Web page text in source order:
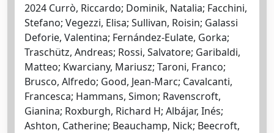
2024 Currò, Riccardo; Dominik, Natalia; Facchini,
Stefano; Vegezzi, Elisa; Sullivan, Roisin; Galassi
Deforie, Valentina; Fernández-Eulate, Gorka;
Traschütz, Andreas; Rossi, Salvatore; Garibaldi,
Matteo; Kwarciany, Mariusz; Taroni, Franco;
Brusco, Alfredo; Good, Jean-Marc; Cavalcanti,
Francesca; Hammans, Simon; Ravenscroft,
Gianina; Roxburgh, Richard H; Albájar, Inés;
Ashton, Catherine; Beauchamp, Nick; Beecroft,